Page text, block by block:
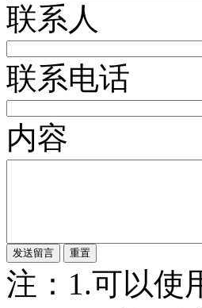
联系人
联系电话
内容
注：1.可以使